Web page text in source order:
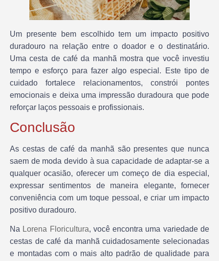
Um presente bem escolhido tem um impacto positivo
duradouro na relação entre o doador e o destinatário.
Uma cesta de café da manhã mostra que você investiu
tempo e esforço para fazer algo especial. Este tipo de
cuidado fortalece relacionamentos, constrói pontes
emocionais e deixa uma impressão duradoura que pode
reforçar laços pessoais e profissionais.
Conclusão
As cestas de café da manhã são presentes que nunca
saem de moda devido à sua capacidade de adaptar-se a
qualquer ocasião, oferecer um começo de dia especial,
expressar sentimentos de maneira elegante, fornecer
conveniência com um toque pessoal, e criar um impacto
positivo duradouro.
Na Lorena Floricultura, você encontra uma variedade de
cestas de café da manhã cuidadosamente selecionadas
e montadas com o mais alto padrão de qualidade para